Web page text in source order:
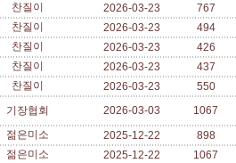
찬질이 2026-03-23
767
찬질이 2026-03-23
494
찬질이 2026-03-23
426
찬질이 2026-03-23
437
찬질이 2026-03-23
550
기장협회 2026-03-03
1067
젊은미소 2025-12-22
898
젊은미소 2025-12-22 1067